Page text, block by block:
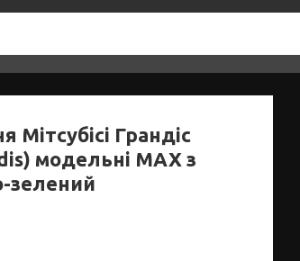
Мітсубісі Грандіс
модельні MAX з
зелений